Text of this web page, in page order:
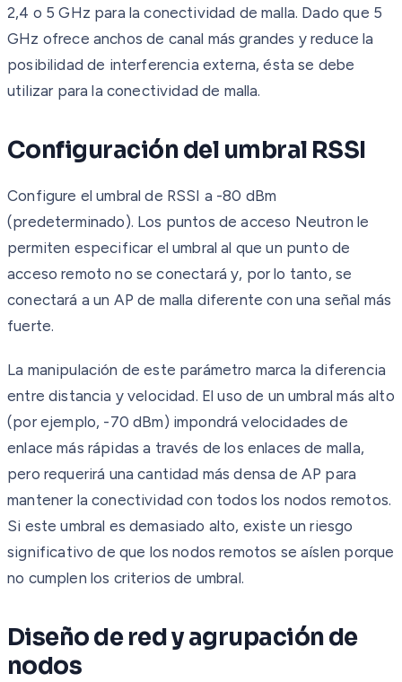
2,4 o 5 GHz para la conectividad de malla. Dado que 5
GHz ofrece anchos de canal más grandes y reduce la
posibilidad de interferencia externa, ésta se debe
utilizar para la conectividad de malla.
Configuración del umbral RSSI
Configure el umbral de RSSI a -80 dBm
(predeterminado). Los puntos de acceso Neutron le
permiten especificar el umbral al que un punto de
acceso remoto no se conectará y, por lo tanto, se
conectará a un AP de malla diferente con una señal más
fuerte.
La manipulación de este parámetro marca la diferencia
entre distancia y velocidad. El uso de un umbral más alto
(por ejemplo, -70 dBm) impondrá velocidades de
enlace más rápidas a través de los enlaces de malla,
pero requerirá una cantidad más densa de AP para
mantener la conectividad con todos los nodos remotos.
Si este umbral es demasiado alto, existe un riesgo
significativo de que los nodos remotos se aíslen porque
no cumplen los criterios de umbral.
Diseño de red y agrupación de
nodos